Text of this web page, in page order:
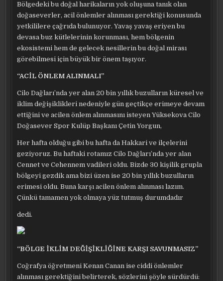
Bölgedeki bu doğal harikaların yok oluşuna tanık olan
doğaseverler, acil önlemler alınması gerektiği konusunda
yetkililere çağrıda bulunuyor. Yavaş yavaş eriyen bu
devasa buz kütlelerinin korunması, hem bölgenin
ekosistemi hem de gelecek nesillerin bu doğal mirası
görebilmesi için büyük bir önem taşıyor.
“ACİL ÖNLEM ALINMALI”
Cilo Dağları’nda yer alan 20 bin yıllık buzulların küresel ve
iklim değişiklikleri nedeniyle gün geçtikçe erimeye devam
ettiğini ve acilen önlem alınmasını isteyen Yüksekova Cilo
Doğasever Spor Kulüp Başkanı Çetin Yorgun,
Her hafta olduğu gibi bu hafta da Hakkari ve ilçelerini
geziyoruz. Bu haftaki rotamız Cilo Dağları’nda yer alan
Cennet ve Cehennem vadileri oldu. Bizde 30 kişilik grupla
bölgeyi gezdik ama bizi üzen ise 20 bin yıllık buzulların
erimesi oldu. Buna karşı acilen önlem alınması lazım.
Çünkü tamamen yok olmaya yüz tutmuş durumdadır
dedi.
“BÖLGE İKLİM DEĞİŞİKLİĞİNE KARŞI SAVUNMASIZ”
Coğrafya öğretmeni Kenan Canan ise ciddi önlemler
alınması gerektiğini belirterek, sözlerini şöyle sürdürdü: